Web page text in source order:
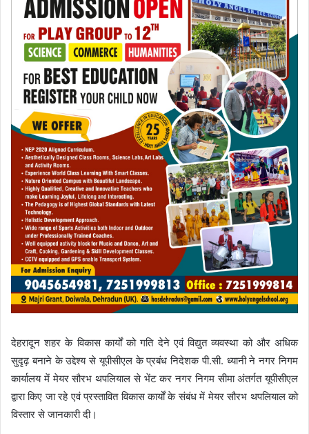
देहरादून शहर के विकास कार्यों को गति देने एवं विद्युत व्यवस्था को और अधिक
सुदृढ़ बनाने के उद्देश्य से यूपीसीएल के प्रबंध निदेशक पी.सी. ध्यानी ने नगर निगम
कार्यालय में मेयर सौरभ थपलियाल से भेंट कर नगर निगम सीमा अंतर्गत यूपीसीएल
द्वारा किए जा रहे एवं प्रस्तावित विकास कार्यों के संबंध में मेयर सौरभ थपलियाल को
विस्तार से जानकारी दी।